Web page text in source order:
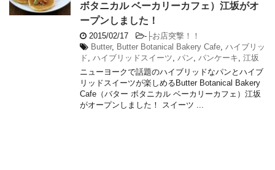
ボタニカル ベーカリーカフェ）江坂がオ
ープンしました！
2015/02/17 - ├お店突撃！！
Butter, Butter Botanical Bakery Cafe, ハイブリッ
ド, ハイブリッドスイーツ, パン, パンケーキ, 江坂
ニューヨークで話題のハイブリッドなパンとハイブ
リッドスイーツが楽しめるButter Botanical Bakery
Cafe（バター ボタニカル ベーカリーカフェ）江坂
がオープンしました！ スイーツ ...